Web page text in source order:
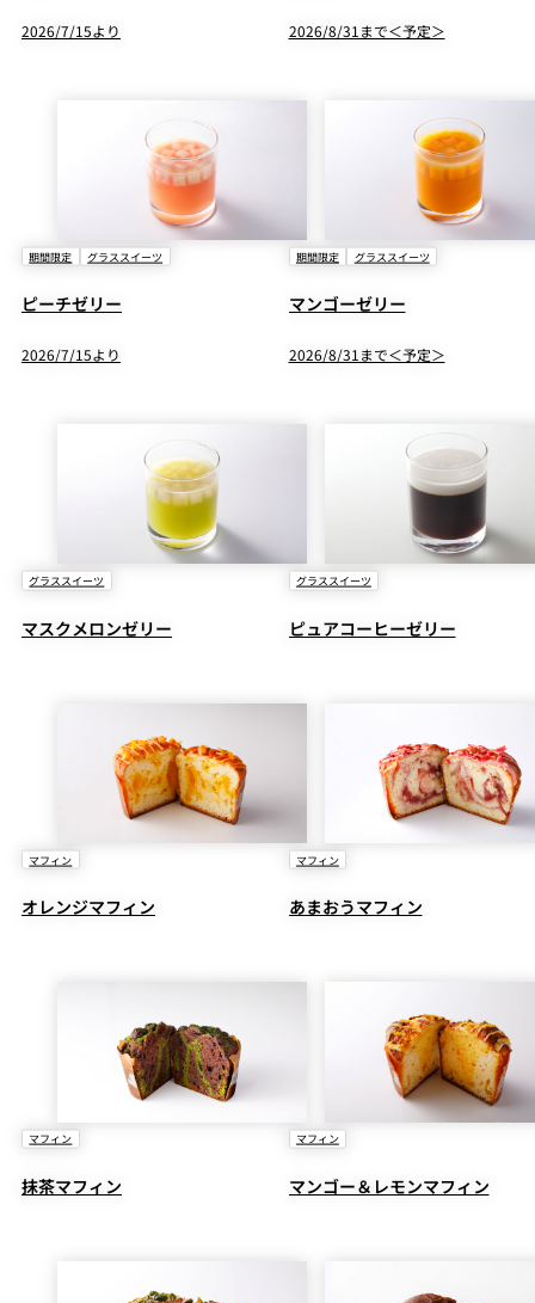
2026/7/15より 2026/8/31まで＜予定＞
期間限定 グラススイーツ
ピーチゼリー
2026/7/15より
期間限定 グラススイーツ
マンゴーゼリー
2026/8/31まで＜予定＞
グラススイーツ
マスクメロンゼリー
グラススイーツ
ピュアコーヒーゼリー
マフィン
オレンジマフィン
マフィン
あまおうマフィン
マフィン
抹茶マフィン
マフィン
マンゴー＆レモンマフィン